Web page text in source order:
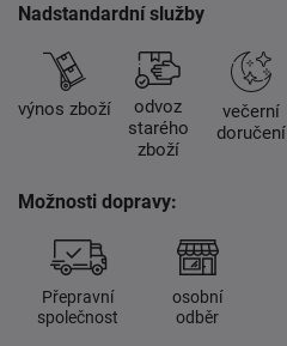
Nadstandardní služby
výnos zboží
odvoz
starého
zboží
večerní
doručení
Možnosti dopravy:
Přepravní
společnost
osobní
odběr